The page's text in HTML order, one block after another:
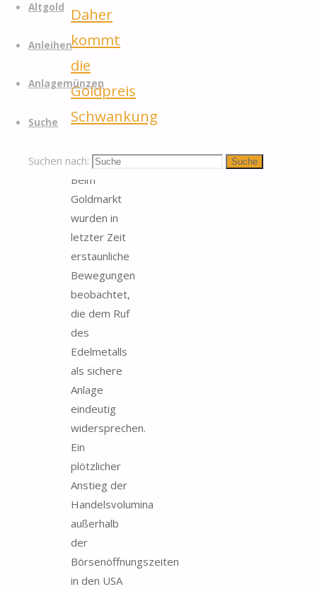
Altgold
Anleihen
Anlagemünzen
Suche
Suchen nach: Suche
Daher
kommt
die
Goldpreis
Schwankung
Beim
Goldmarkt
wurden in
letzter Zeit
erstaunliche
Bewegungen
beobachtet,
die dem Ruf
des
Edelmetalls
als sichere
Anlage
eindeutig
widersprechen.
Ein
plötzlicher
Anstieg der
Handelsvolumina
außerhalb
der
Börsenöffnungszeiten
in den USA